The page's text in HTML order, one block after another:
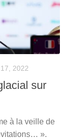
2022
sur
à la veille de
».